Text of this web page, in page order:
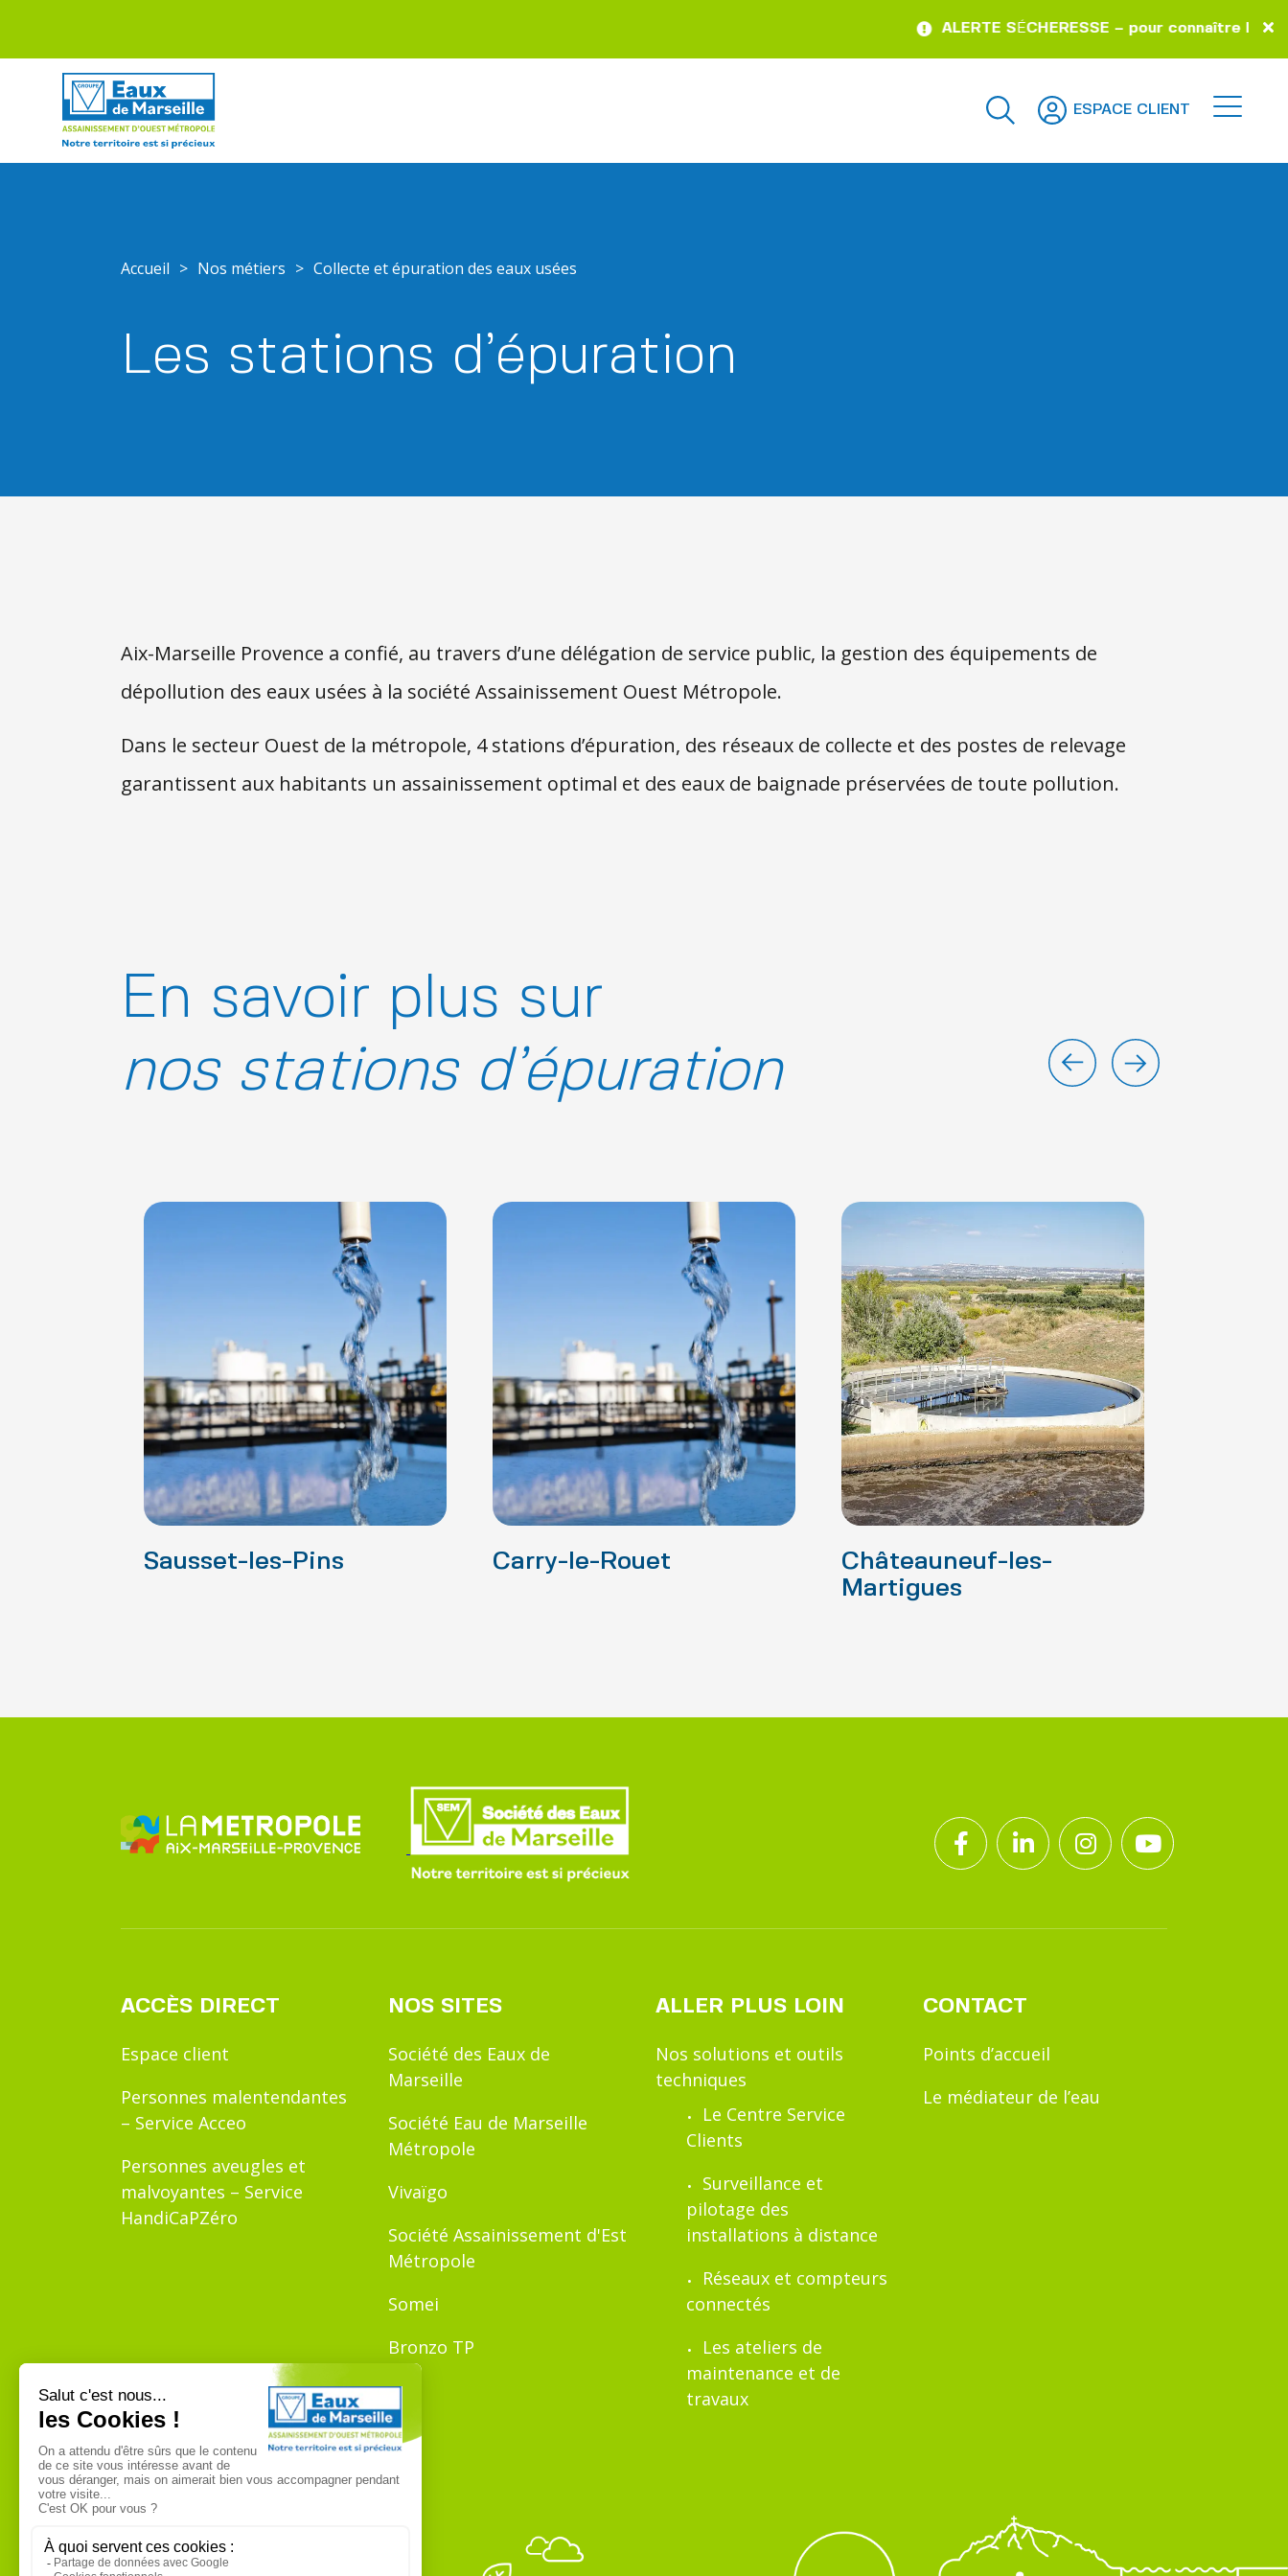
ALERTE SÉCHERESSE – pour connaître la
ESPACE CLIENT
Accueil > Nos métiers > Collecte et épuration des eaux usées
Les stations d’épuration
Aix-Marseille Provence a confié, au travers d’une délégation de service public, la gestion des équipements de
dépollution des eaux usées à la société Assainissement Ouest Métropole.
Dans le secteur Ouest de la métropole, 4 stations d’épuration, des réseaux de collecte et des postes de relevage
garantissent aux habitants un assainissement optimal et des eaux de baignade préservées de toute pollution.
En savoir plus sur
nos stations d’épuration
Sausset-les-Pins Carry-le-Rouet
Châteauneuf-les-
Martigues
ACCÈS DIRECT
Espace client
Personnes malentendantes
– Service Acceo
Personnes aveugles et
malvoyantes – Service
HandiCaPZéro
NOS SITES
Société des Eaux de
Marseille
Société Eau de Marseille
Métropole
Vivaïgo
Société Assainissement d'Est
Métropole
Somei
Bronzo TP
ALLER PLUS LOIN
Nos solutions et outils
techniques
Le Centre Service
Clients
Surveillance et
pilotage des
installations à distance
Réseaux et compteurs
connectés
Les ateliers de
maintenance et de
travaux
CONTACT
Points d’accueil
Le médiateur de l’eau